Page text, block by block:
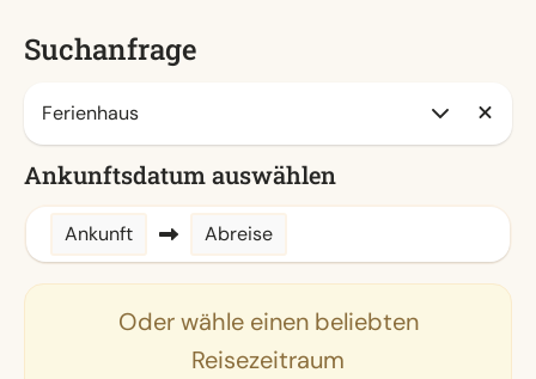
Suchanfrage
Ankunftsdatum auswählen
Ankunft Abreise
Oder wähle einen beliebten
Reisezeitraum